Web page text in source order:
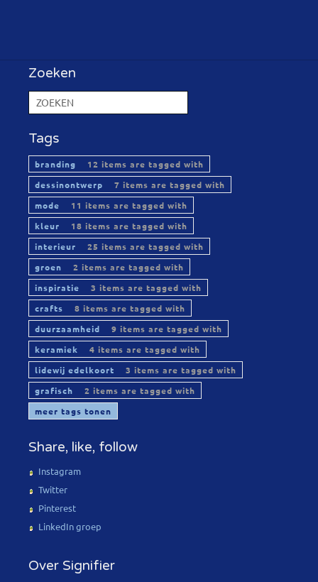
Zoeken
Tags
branding
12 items are tagged with
dessinontwerp
7 items are tagged with
mode
11 items are tagged with
kleur
18 items are tagged with
interieur
25 items are tagged with
groen
2 items are tagged with
inspiratie
3 items are tagged with
crafts
8 items are tagged with
duurzaamheid
9 items are tagged with
keramiek
4 items are tagged with
lidewij edelkoort
3 items are tagged with
grafisch
2 items are tagged with
meer tags tonen
Share, like, follow
Instagram
Twitter
Pinterest
LinkedIn groep
Over Signifier